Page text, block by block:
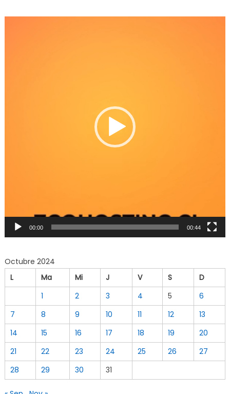
00:00 00:44
Octubre 2024
L
Ma Mi J V S
D
1
2 3 4 5
6
7
8 9 10 11 12
13
14
15 16 17 18 19
20
21
22 23 24 25 26
27
28
29 30 31